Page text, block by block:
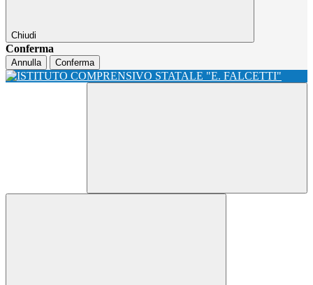
Chiudi
Conferma
Annulla Conferma